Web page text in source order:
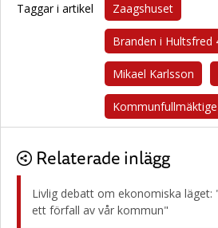
Taggar i artikel Zaagshuset
Branden i Hultsfred
Mikael Karlsson
Relaterade inlägg
Livlig debatt om ekonomiska läget:
ett förfall av vår kommun"